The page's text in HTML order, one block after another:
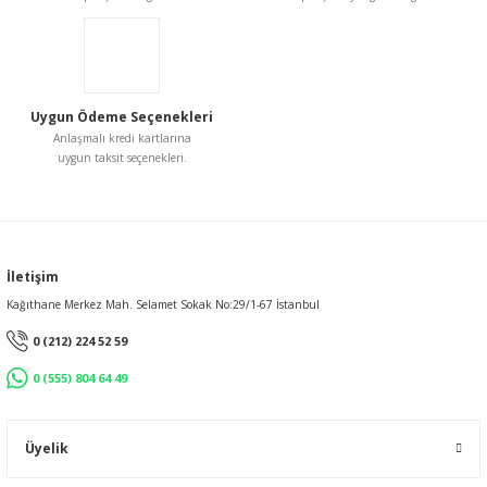
Uygun Ödeme Seçenekleri
Anlaşmalı kredi kartlarına
uygun taksit seçenekleri.
İletişim
Kağıthane Merkez Mah. Selamet Sokak No:29/1-67 İstanbul
0 (212) 224 52 59
0 (555) 804 64 49
Üyelik